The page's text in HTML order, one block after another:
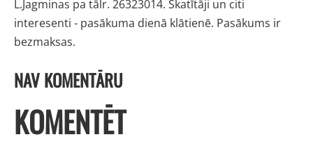
L.Jagminas pa tālr. 26323014. Skatītāji un citi
interesenti - pasākuma dienā klātienē. Pasākums ir
bezmaksas.
NAV KOMENTĀRU
KOMENTĒT